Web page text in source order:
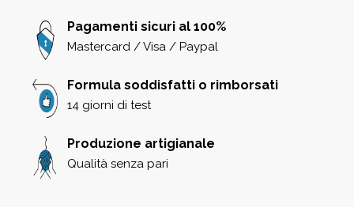
Pagamenti sicuri al 100%
Mastercard / Visa / Paypal
Formula soddisfatti o rimborsati
14 giorni di test
Produzione artigianale
Qualità senza pari